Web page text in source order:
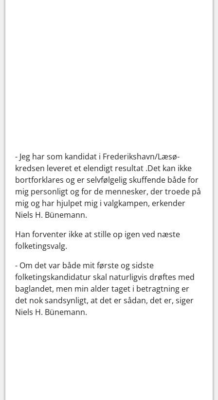
- Jeg har som kandidat i Frederikshavn/Læsø-
kredsen leveret et elendigt resultat .Det kan ikke
bortforklares og er selvfølgelig skuffende både for
mig personligt og for de mennesker, der troede på
mig og har hjulpet mig i valgkampen, erkender
Niels H. Bünemann.
Han forventer ikke at stille op igen ved næste
folketingsvalg.
- Om det var både mit første og sidste
folketingskandidatur skal naturligvis drøftes med
baglandet, men min alder taget i betragtning er
det nok sandsynligt, at det er sådan, det er, siger
Niels H. Bünemann.